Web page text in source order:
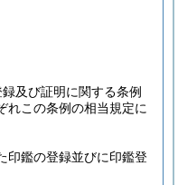
及び証明に関する条例
れこの条例の相当規定に
印鑑の登録並びに印鑑登